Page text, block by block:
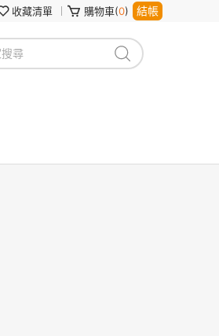
收藏清單 購物車(0) 結帳